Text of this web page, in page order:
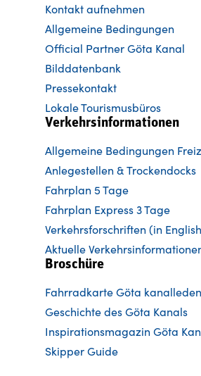
Kontakt aufnehmen
Allgemeine Bedingungen
Official Partner Göta Kanal
Bilddatenbank
Pressekontakt
Lokale Tourismusbüros
Verkehrsinformationen
Allgemeine Bedingungen
Anlegestellen & Trockendocks
Fahrplan 5 Tage
Fahrplan Express 3 Tage
Verkehrsforschriften (in
Aktuelle
Broschüre
Fahrradkarte Göta kanalleden
Geschichte des Göta Kanals
Inspirationsmagazin Göta
Skipper Guide